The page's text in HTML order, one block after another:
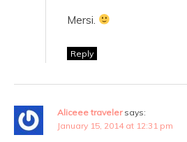
Mersi.
Reply
Aliceee traveler says:
January 15, 2014 at 12:31 pm